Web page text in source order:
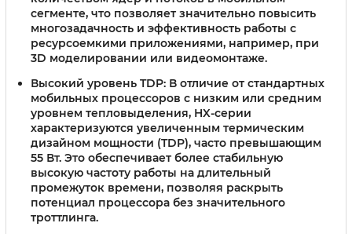
сегменте, что позволяет значительно повысить
многозадачность и эффективность работы с
ресурсоемкими приложениями, например, при
3D моделировании или видеомонтаже.
Высокий уровень TDP: В отличие от стандартных
мобильных процессоров с низким или средним
уровнем тепловыделения, HX-серии
характеризуются увеличенным термическим
дизайном мощности (TDP), часто превышающим
55 Вт. Это обеспечивает более стабильную
высокую частоту работы на длительный
промежуток времени, позволяя раскрыть
потенциал процессора без значительного
троттлинга.